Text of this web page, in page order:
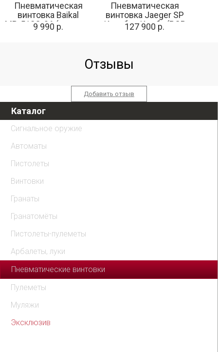
Пневматическая
винтовка Baikal
МР-512С-06 (пластик,
3 Дж, обновл. дизайн)
9 990 р.
Пневматическая
винтовка Jaeger SP
Карабин Колба (PCP,
прямоток, ствол
127 900 р.
Отзывы
Добавить отзыв
Каталог
Сигнальное оружие
Автоматы
Пистолеты
Винтовки
Гранаты
Гранатомёты
Пистолеты-пулеметы
Арбалеты, луки
Пневматические винтовки
Пулеметы
Муляжи
Эксклюзив